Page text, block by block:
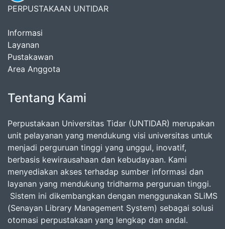
PERPUSTAKAAN UNTIDAR
Informasi
Layanan
Pustakawan
Area Anggota
Tentang Kami
Perpustakaan Universitas Tidar (UNTIDAR) merupakan
unit pelayanan yang mendukung visi universitas untuk
menjadi perguruan tinggi yang unggul, inovatif,
berbasis kewirausahaan dan kebudayaan. Kami
menyediakan akses terhadap sumber informasi dan
layanan yang mendukung tridharma perguruan tinggi.
Sistem ini dikembangkan dengan menggunakan SLiMS
(Senayan Library Management System) sebagai solusi
otomasi perpustakaan yang lengkap dan andal.